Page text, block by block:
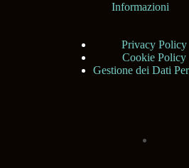
Informazioni
Privacy Policy
Cookie Policy
Gestione dei Dati